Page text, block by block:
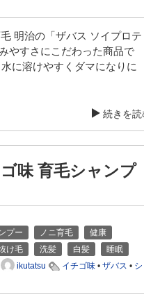
明治の「ザバス ソイプロテ
やすさにこだわった商品で
に溶けやすくダマになりに
続きを読
味 育毛シャンプ
プー ノニ育毛
健康
け毛 洗髪 白髪
睡眠
ikutatsu イチゴ味 •ザバス • シ